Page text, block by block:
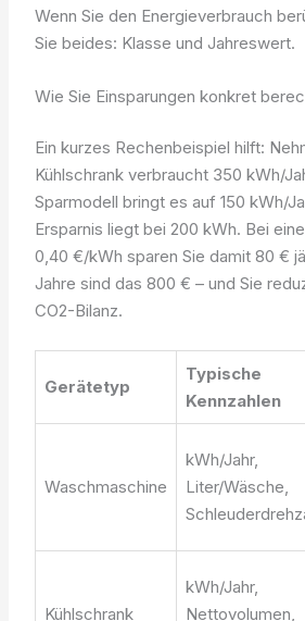
Wenn Sie den Energieverbrauch
Sie beides: Klasse und Jahreswert.
Wie Sie Einsparungen konkret
Ein kurzes Rechenbeispiel hilft:
Kühlschrank verbraucht 350 kWh/
Sparmodell bringt es auf 150 kWh/
Ersparnis liegt bei 200 kWh. Bei
0,40 €/kWh sparen Sie damit 80 €
Jahre sind das 800 € – und Sie
CO2-Bilanz.
Gerätetyp
Typische
Kennzahlen
Waschmaschine
kWh/Jahr,
Liter/Wäsche,
Kühlschrank
kWh/Jahr,
Nettovolumen,